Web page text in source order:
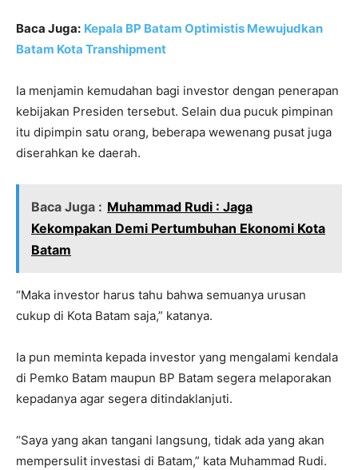
Baca Juga: Kepala BP Batam Optimistis Mewujudkan
Batam Kota Transhipment
Ia menjamin kemudahan bagi investor dengan penerapan
kebijakan Presiden tersebut. Selain dua pucuk pimpinan
itu dipimpin satu orang, beberapa wewenang pusat juga
diserahkan ke daerah.
Baca Juga : Muhammad Rudi : Jaga
Kekompakan Demi Pertumbuhan Ekonomi Kota
Batam
“Maka investor harus tahu bahwa semuanya urusan
cukup di Kota Batam saja,” katanya.
Ia pun meminta kepada investor yang mengalami kendala
di Pemko Batam maupun BP Batam segera melaporakan
kepadanya agar segera ditindaklanjuti.
“Saya yang akan tangani langsung, tidak ada yang akan
mempersulit investasi di Batam,” kata Muhammad Rudi.